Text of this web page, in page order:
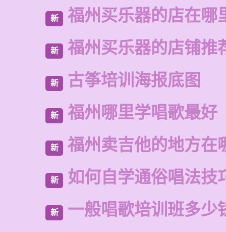
新 福州买乐器的店在哪
新 福州买乐器的店铺推
新 古筝培训海报底图
新 福州哪里学唱歌最好
新 福州卖吉他的地方在
新 如何自学通俗唱法技
新 一般唱歌培训班多少